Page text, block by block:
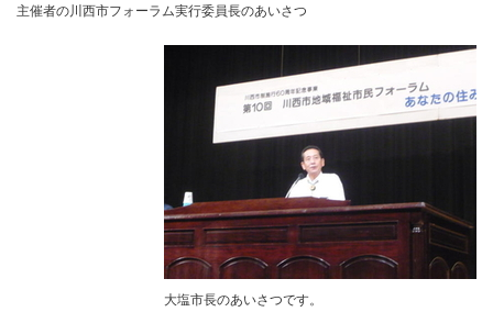
主催者の川西市フォーラム実行委員長のあいさつ
大塩市長のあいさつです。